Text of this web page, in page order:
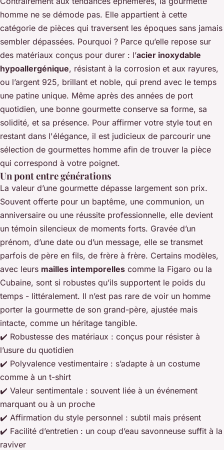
homme ne se démode pas. Elle appartient à cette
catégorie de pièces qui traversent les époques sans jamais
sembler dépassées. Pourquoi ? Parce qu’elle repose sur
des matériaux conçus pour durer : l’acier inoxydable
hypoallergénique, résistant à la corrosion et aux rayures,
ou l’argent 925, brillant et noble, qui prend avec le temps
une patine unique. Même après des années de port
quotidien, une bonne gourmette conserve sa forme, sa
solidité, et sa présence. Pour affirmer votre style tout en
restant dans l'élégance, il est judicieux de parcourir une
sélection de gourmettes homme afin de trouver la pièce
qui correspond à votre poignet.
Un pont entre générations
La valeur d’une gourmette dépasse largement son prix.
Souvent offerte pour un baptême, une communion, un
anniversaire ou une réussite professionnelle, elle devient
un témoin silencieux de moments forts. Gravée d’un
prénom, d’une date ou d’un message, elle se transmet
parfois de père en fils, de frère à frère. Certains modèles,
avec leurs mailles intemporelles comme la Figaro ou la
Cubaine, sont si robustes qu’ils supportent le poids du
temps - littéralement. Il n’est pas rare de voir un homme
porter la gourmette de son grand-père, ajustée mais
intacte, comme un héritage tangible.
✔️ Robustesse des matériaux : conçus pour résister à
l’usure du quotidien
✔️ Polyvalence vestimentaire : s’adapte à un costume
comme à un t-shirt
✔️ Valeur sentimentale : souvent liée à un événement
marquant ou à un proche
✔️ Affirmation du style personnel : subtil mais présent
✔️ Facilité d’entretien : un coup d’eau savonneuse suffit à la
raviver